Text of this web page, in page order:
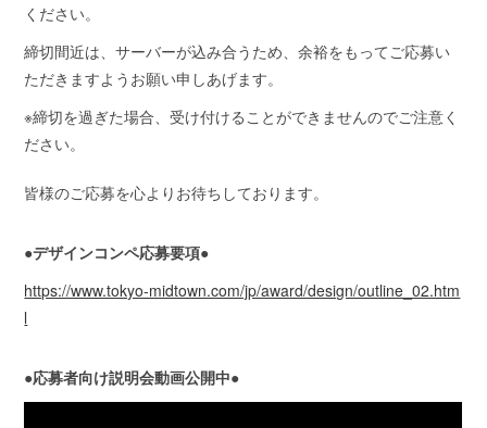
ください。
締切間近は、サーバーが込み合うため、余裕をもってご応募い
ただきますようお願い申しあげます。
※締切を過ぎた場合、受け付けることができませんのでご注意く
ださい。
皆様のご応募を心よりお待ちしております。
●デザインコンペ応募要項●
https://www.tokyo-midtown.com/jp/award/design/outline_02.htm
l
●応募者向け説明会動画公開中●